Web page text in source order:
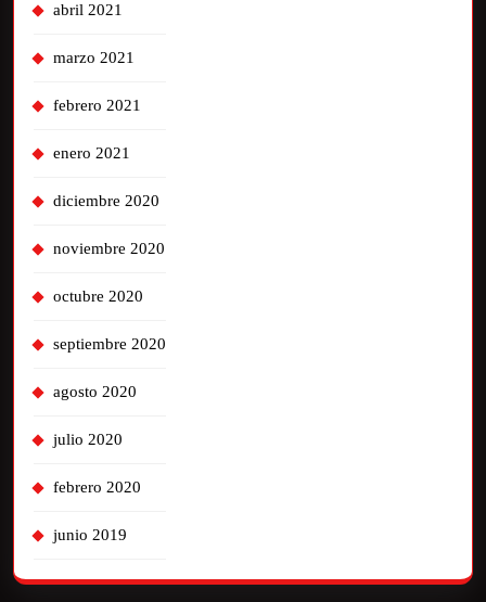
abril 2021
marzo 2021
febrero 2021
enero 2021
diciembre 2020
noviembre 2020
octubre 2020
septiembre 2020
agosto 2020
julio 2020
febrero 2020
junio 2019